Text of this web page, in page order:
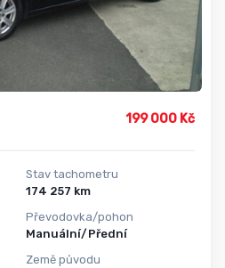
199 000 Kč
Stav tachometru
174 257 km
Převodovka/pohon
Manuální/Přední
Země původu